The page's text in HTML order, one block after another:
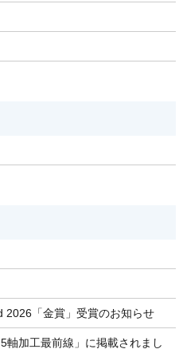
2026「金賞」受賞のお知らせ
加工最前線」に掲載されまし